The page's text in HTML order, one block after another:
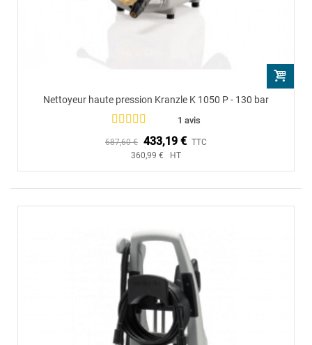
Nettoyeur haute pression Kranzle K 1050 P - 130 bar
1 avis
687,60 € 433,19 € TTC
360,99 € HT